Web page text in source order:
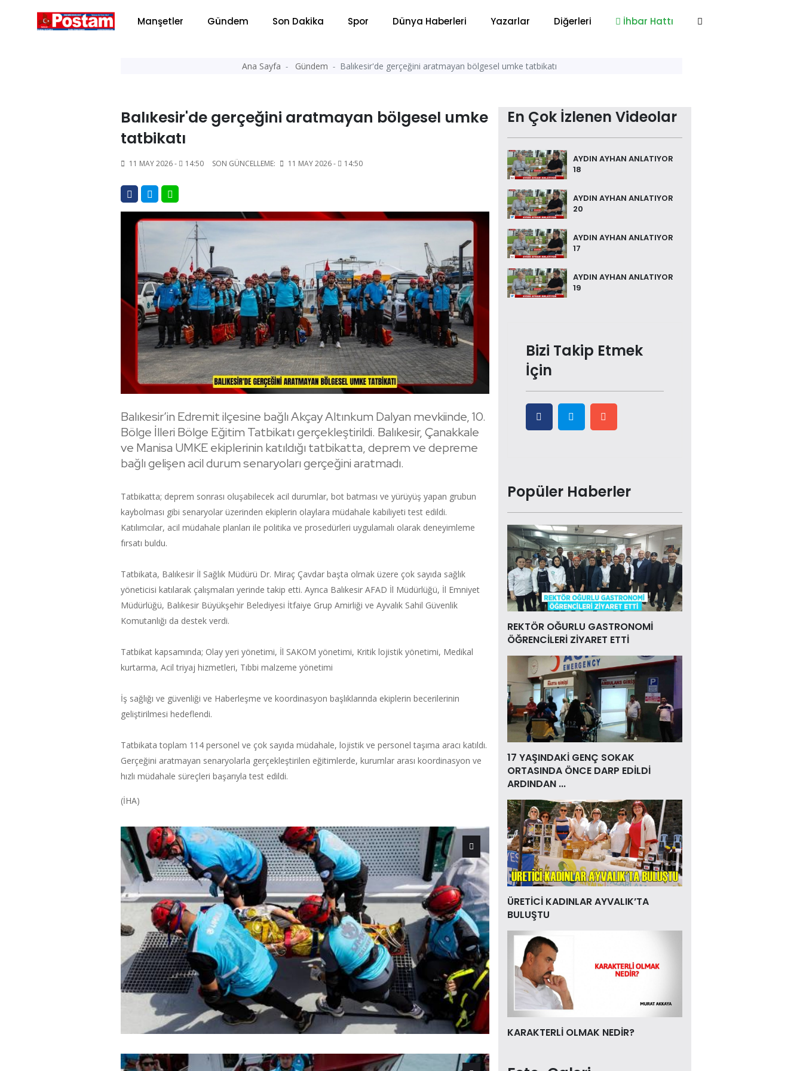
Manşetler Gündem Son Dakika Spor Dünya Haberleri Yazarlar Diğerleri İhbar Hattı
Ana Sayfa Gündem Balıkesir'de gerçeğini aratmayan bölgesel umke tatbikatı
Balıkesir'de gerçeğini aratmayan bölgesel umke
tatbikatı
11 MAY 2026 - 14:50 SON GÜNCELLEME: 11 MAY 2026 - 14:50
Balıkesir’in Edremit ilçesine bağlı Akçay Altınkum Dalyan mevkiinde, 10.
Bölge İlleri Bölge Eğitim Tatbikatı gerçekleştirildi. Balıkesir, Çanakkale
ve Manisa UMKE ekiplerinin katıldığı tatbikatta, deprem ve depreme
bağlı gelişen acil durum senaryoları gerçeğini aratmadı.
Tatbikatta; deprem sonrası oluşabilecek acil durumlar, bot batması ve yürüyüş yapan grubun
kaybolması gibi senaryolar üzerinden ekiplerin olaylara müdahale kabiliyeti test edildi.
Katılımcılar, acil müdahale planları ile politika ve prosedürleri uygulamalı olarak deneyimleme
fırsatı buldu.
Tatbikata, Balıkesir İl Sağlık Müdürü Dr. Miraç Çavdar başta olmak üzere çok sayıda sağlık
yöneticisi katılarak çalışmaları yerinde takip etti. Ayrıca Balıkesir AFAD İl Müdürlüğü, İl Emniyet
Müdürlüğü, Balıkesir Büyükşehir Belediyesi İtfaiye Grup Amirliği ve Ayvalık Sahil Güvenlik
Komutanlığı da destek verdi.
Tatbikat kapsamında; Olay yeri yönetimi, İl SAKOM yönetimi, Kritik lojistik yönetimi, Medikal
kurtarma, Acil triyaj hizmetleri, Tıbbi malzeme yönetimi
İş sağlığı ve güvenliği ve Haberleşme ve koordinasyon başlıklarında ekiplerin becerilerinin
geliştirilmesi hedeflendi.
Tatbikata toplam 114 personel ve çok sayıda müdahale, lojistik ve personel taşıma aracı katıldı.
Gerçeğini aratmayan senaryolarla gerçekleştirilen eğitimlerde, kurumlar arası koordinasyon ve
hızlı müdahale süreçleri başarıyla test edildi.
(İHA)
En Çok İzlenen Videolar
AYDIN AYHAN ANLATIYOR
18
AYDIN AYHAN ANLATIYOR
20
AYDIN AYHAN ANLATIYOR
17
AYDIN AYHAN ANLATIYOR
19
Bizi Takip Etmek
İçin
Popüler Haberler
REKTÖR OĞURLU GASTRONOMİ
ÖĞRENCİLERİ ZİYARET ETTİ
17 YAŞINDAKİ GENÇ SOKAK
ORTASINDA ÖNCE DARP EDİLDİ
ARDINDAN ...
ÜRETİCİ KADINLAR AYVALIK’TA
BULUŞTU
KARAKTERLİ OLMAK NEDİR?